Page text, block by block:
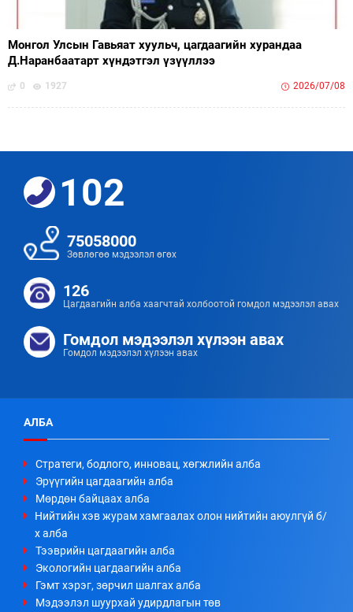
Монгол Улсын Гавьяат хуульч, цагдаагийн хурандаа
Д.Наранбаатарт хүндэтгэл үзүүллээ
0 1927 2026/07/08
102
75058000
Зөвлөгөө мэдээлэл өгөх
126
Цагдаагийн алба хаагчтай холбоотой гомдол мэдээлэл авах
Гомдол мэдээлэл хүлээн авах
Гомдол мэдээлэл хүлээн авах
АЛБА
Стратеги, бодлого, инновац, хөгжлийн алба
Эрүүгийн цагдаагийн алба
Мөрдөн байцаах алба
Нийтийн хэв журам хамгаалах олон нийтийн аюулгүй б/
х алба
Тээврийн цагдаагийн алба
Экологийн цагдаагийн алба
Гэмт хэрэг, зөрчил шалгах алба
Мэдээлэл шуурхай удирдлагын төв